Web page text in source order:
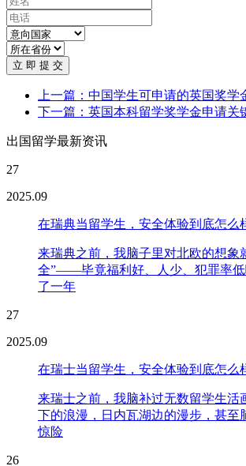
立 即 提 交
上一篇：中国学生可申请的英国奖学
下一篇：英国本科留学奖学金申请关
出国留学最新资讯
27
2025.09
在瑞典当留学生，安全体验到底怎么
来瑞典之前，我脑子里对北欧的想象
全”——毕竟福利好、人少、犯罪率
了一年
27
2025.09
在瑞士当留学生，安全体验到底怎么
来瑞士之前，我脑补过无数留学生活
下的浪漫，日内瓦湖边的漫步，甚至
惊险
26